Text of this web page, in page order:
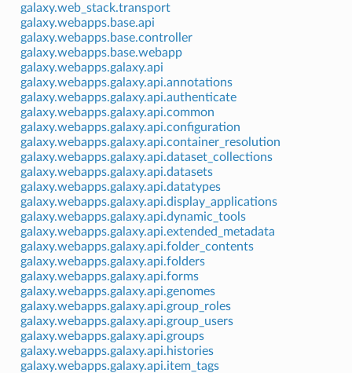
galaxy.web_stack.transport
galaxy.webapps.base.api
galaxy.webapps.base.controller
galaxy.webapps.base.webapp
galaxy.webapps.galaxy.api
galaxy.webapps.galaxy.api.annotations
galaxy.webapps.galaxy.api.authenticate
galaxy.webapps.galaxy.api.common
galaxy.webapps.galaxy.api.configuration
galaxy.webapps.galaxy.api.container_resolution
galaxy.webapps.galaxy.api.dataset_collections
galaxy.webapps.galaxy.api.datasets
galaxy.webapps.galaxy.api.datatypes
galaxy.webapps.galaxy.api.display_applications
galaxy.webapps.galaxy.api.dynamic_tools
galaxy.webapps.galaxy.api.extended_metadata
galaxy.webapps.galaxy.api.folder_contents
galaxy.webapps.galaxy.api.folders
galaxy.webapps.galaxy.api.forms
galaxy.webapps.galaxy.api.genomes
galaxy.webapps.galaxy.api.group_roles
galaxy.webapps.galaxy.api.group_users
galaxy.webapps.galaxy.api.groups
galaxy.webapps.galaxy.api.histories
galaxy.webapps.galaxy.api.item_tags